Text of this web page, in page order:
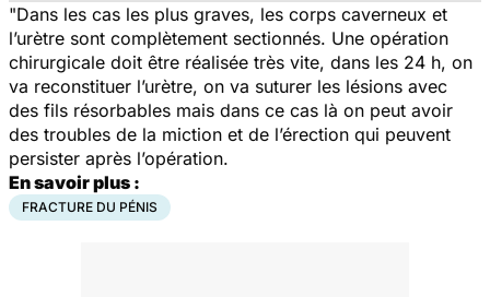
"Dans les cas les plus graves, les corps caverneux et
l’urètre sont complètement sectionnés. Une opération
chirurgicale doit être réalisée très vite, dans les 24 h, on
va reconstituer l’urètre, on va suturer les lésions avec
des fils résorbables mais dans ce cas là on peut avoir
des troubles de la miction et de l’érection qui peuvent
persister après l’opération.
En savoir plus :
FRACTURE DU PÉNIS